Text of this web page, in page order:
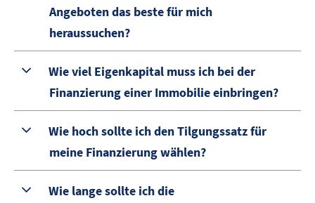
Angeboten das beste für mich
heraussuchen?
Wie viel Eigenkapital muss ich bei der
Finanzierung einer Immobilie einbringen?
Wie hoch sollte ich den Tilgungssatz für
meine Finanzierung wählen?
Wie lange sollte ich die